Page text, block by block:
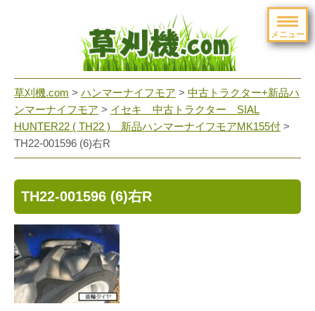
メニュー
草刈機.com > ハンマーナイフモア > 中古トラクター+新品ハ
ンマーナイフモア > イセキ 中古トラクター SIAL
HUNTER22 ( TH22 ) 新品ハンマーナイフモアMK155付 >
TH22-001596 (6)右R
TH22-001596 (6)右R